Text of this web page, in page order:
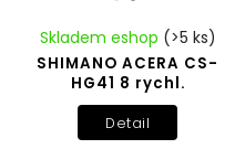
SHIMANO ACERA CS-
HG41 8 rychl.
Skladem eshop (>5 ks)
Detail